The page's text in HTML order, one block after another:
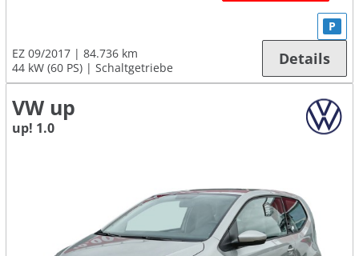
EZ 09/2017
84.736 km
44 kW (60 PS)
Schaltgetriebe
P
Details
VW up
up! 1.0